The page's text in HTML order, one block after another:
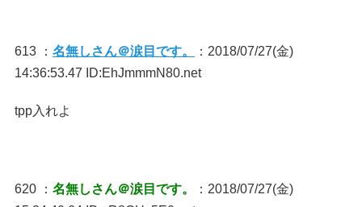
613 ： 名無しさん＠涙目です。
：2018/07/27(金)
14:36:53.47 ID:EhJmmmN80.net
tpp入れよ
620 ： 名無しさん＠涙目です。
：2018/07/27(金)